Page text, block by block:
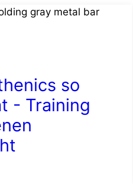
so
- Training